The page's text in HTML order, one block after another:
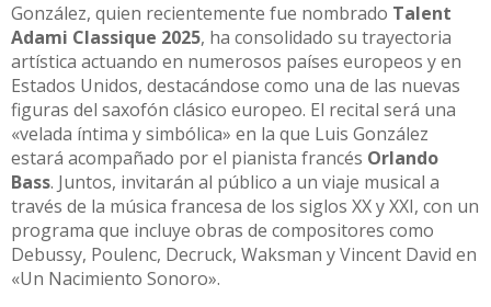
González, quien recientemente fue nombrado Talent
Adami Classique 2025, ha consolidado su trayectoria
artística actuando en numerosos países europeos y en
Estados Unidos, destacándose como una de las nuevas
figuras del saxofón clásico europeo. El recital será una
«velada íntima y simbólica» en la que Luis González
estará acompañado por el pianista francés Orlando
Bass. Juntos, invitarán al público a un viaje musical a
través de la música francesa de los siglos XX y XXI, con un
programa que incluye obras de compositores como
Debussy, Poulenc, Decruck, Waksman y Vincent David en
«Un Nacimiento Sonoro».